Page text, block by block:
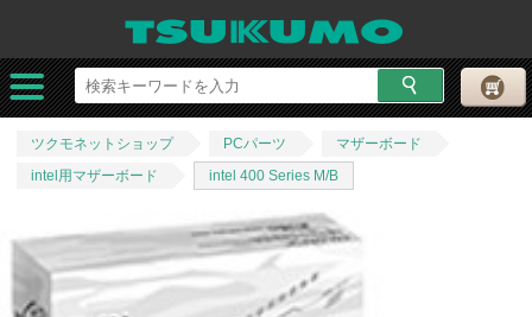
ツクモネットショップ PCパーツ
マザーボード
intel用マザーボード
intel 400 Series M/B